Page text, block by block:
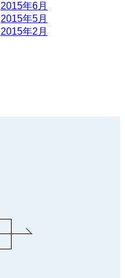
2015年6月
2015年5月
2015年2月